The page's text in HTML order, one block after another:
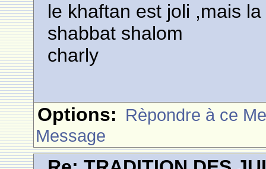
le khaftan est joli ,mais
shabbat shalom
charly
Options: Rèpondre à ce
Message